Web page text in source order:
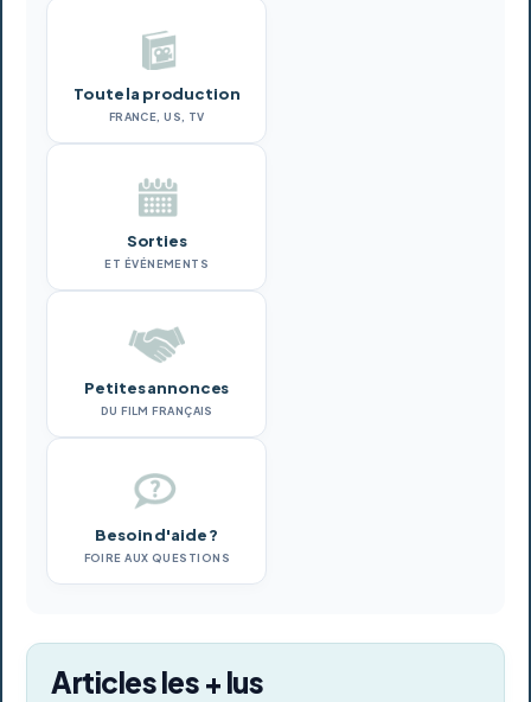
Toute la production
FRANCE, US, TV
Sorties
ET ÉVÉNEMENTS
Petites annonces
DU FILM FRANÇAIS
Besoin d'aide ?
FOIRE AUX QUESTIONS
Articles les + lus